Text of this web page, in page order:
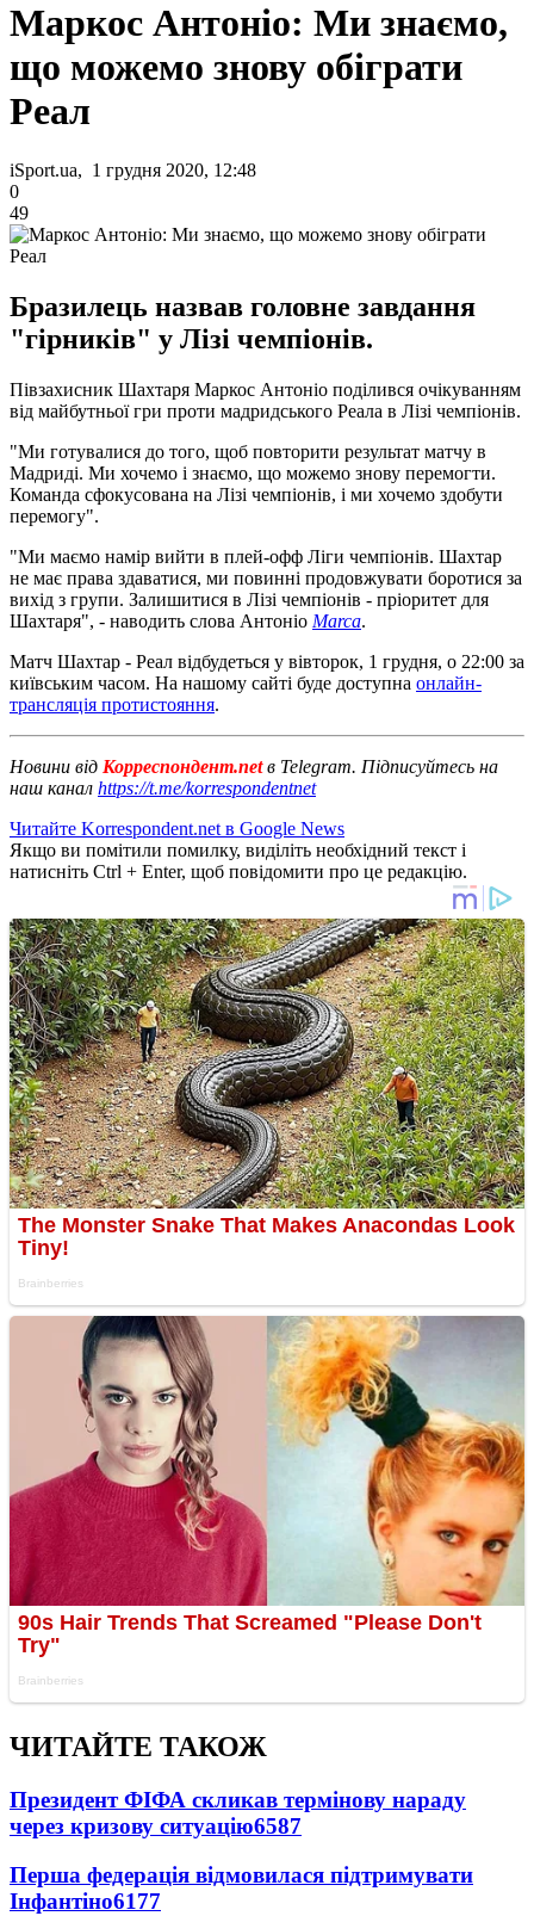
Маркос Антоніо: Ми знаємо,
що можемо знову обіграти
Реал
iSport.ua, 1 грудня 2020, 12:48
0
49
Бразилець назвав головне завдання
"гірників" у Лізі чемпіонів.
Півзахисник Шахтаря Маркос Антоніо поділився очікуванням
від майбутньої гри проти мадридського Реала в Лізі чемпіонів.
"Ми готувалися до того, щоб повторити результат матчу в
Мадриді. Ми хочемо і знаємо, що можемо знову перемогти.
Команда сфокусована на Лізі чемпіонів, і ми хочемо здобути
перемогу".
"Ми маємо намір вийти в плей-офф Ліги чемпіонів. Шахтар
не має права здаватися, ми повинні продовжувати боротися за
вихід з групи. Залишитися в Лізі чемпіонів - пріоритет для
Шахтаря", - наводить слова Антоніо Marca.
Матч Шахтар - Реал відбудеться у вівторок, 1 грудня, о 22:00 за
київським часом. На нашому сайті буде доступна онлайн-
трансляція протистояння.
Новини від Корреспондент.netв Telegram. Підписуйтесь на
наш канал https://t.me/korrespondentnet
Читайте Korrespondent.net в Google News
Якщо ви помітили помилку, виділіть необхідний текст і
натисніть Ctrl + Enter, щоб повідомити про це редакцію.
ЧИТАЙТЕ ТАКОЖ
Президент ФІФА скликав термінову нараду
через кризову ситуацію6587
Перша федерація відмовилася підтримувати
Інфантіно6177